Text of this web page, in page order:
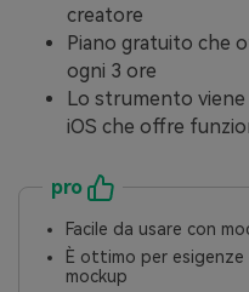
creatore
Piano gratuito che
ogni 3 ore
Lo strumento
iOS che offre
pro
Facile da usare con
È ottimo per
mockup